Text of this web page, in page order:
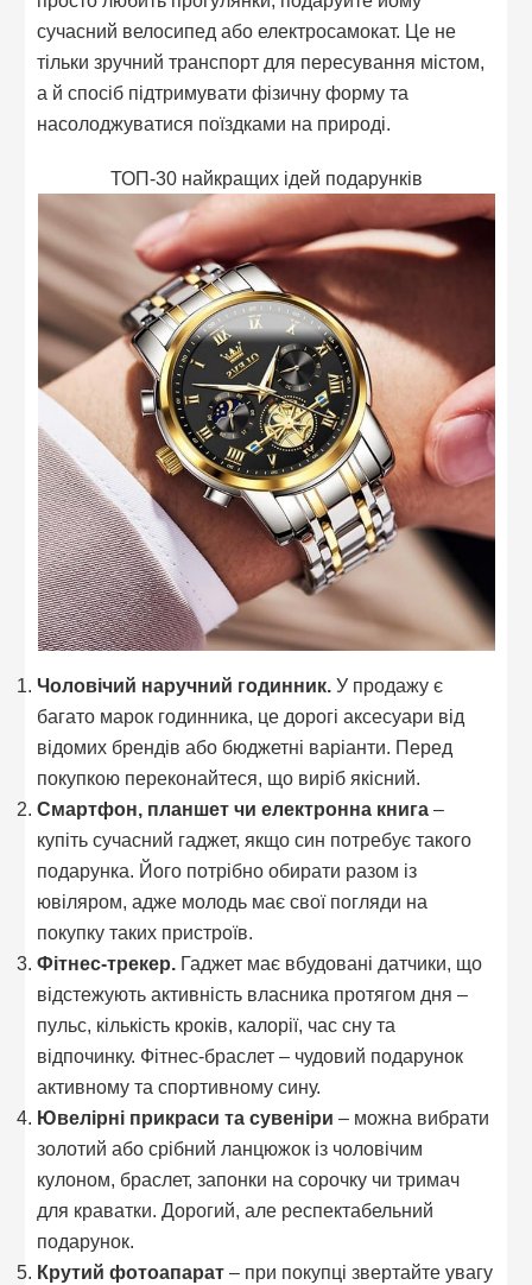
сучасний велосипед або електросамокат. Це не
тільки зручний транспорт для пересування містом,
а й спосіб підтримувати фізичну форму та
насолоджуватися поїздками на природі.
ТОП-30 найкращих ідей подарунків
Чоловічий наручний годинник. У продажу є
багато марок годинника, це дорогі аксесуари від
відомих брендів або бюджетні варіанти. Перед
покупкою переконайтеся, що виріб якісний.
Смартфон, планшет чи електронна книга –
купіть сучасний гаджет, якщо син потребує такого
подарунка. Його потрібно обирати разом із
ювіляром, адже молодь має свої погляди на
покупку таких пристроїв.
Фітнес-трекер. Гаджет має вбудовані датчики, що
відстежують активність власника протягом дня –
пульс, кількість кроків, калорії, час сну та
відпочинку. Фітнес-браслет – чудовий подарунок
активному та спортивному сину.
Ювелірні прикраси та сувеніри – можна вибрати
золотий або срібний ланцюжок із чоловічим
кулоном, браслет, запонки на сорочку чи тримач
для краватки. Дорогий, але респектабельний
подарунок.
Крутий фотоапарат – при покупці звертайте увагу